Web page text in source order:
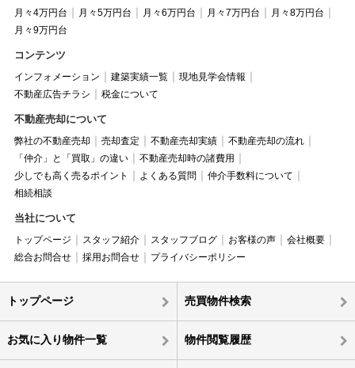
月々4万円台 月々5万円台 月々6万円台 月々7万円台
月々8万円台
月々9万円台
コンテンツ
インフォメーション 建築実績一覧
現地見学会情報
不動産広告チラシ
税金について
不動産売却について
弊社の不動産売却 売却査定 不動産売却実績
不動産売却の流れ
「仲介」と「買取」の違い
不動産売却時の諸費用
少しでも高く売るポイント
よくある質問
仲介手数料について
相続相談
当社について
トップページ スタッフ紹介 スタッフブログ お客様の声
会社概要
総合お問合せ
採用お問合せ プライバシーポリシー
トップページ 売買物件検索
お気に入り物件一覧 物件閲覧履歴